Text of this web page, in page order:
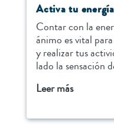
Activa tu
Contar con la
ánimo es vital
y realizar tus
lado la sensación
Leer más